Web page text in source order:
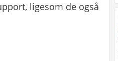
ligesom de også